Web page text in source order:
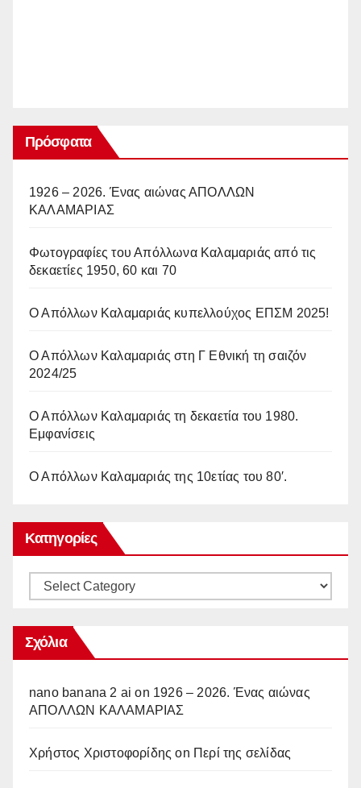
Πρόσφατα
1926 – 2026. Ένας αιώνας ΑΠΟΛΛΩΝ
ΚΑΛΑΜΑΡΙΑΣ
Φωτογραφίες του Απόλλωνα Καλαμαριάς από τις
δεκαετίες 1950, 60 και 70
Ο Απόλλων Καλαμαριάς κυπελλούχος ΕΠΣΜ 2025!
Ο Απόλλων Καλαμαριάς στη Γ Εθνική τη σαιζόν
2024/25
Ο Απόλλων Καλαμαριάς τη δεκαετία του 1980.
Εμφανίσεις
Ο Απόλλων Καλαμαριάς της 10ετίας του 80′.
Κατηγορίες
Κατηγορίες
Σχόλια
nano banana 2 ai on 1926 – 2026. Ένας αιώνας
ΑΠΟΛΛΩΝ ΚΑΛΑΜΑΡΙΑΣ
Χρήστος Χριστοφορίδης on Περί της σελίδας